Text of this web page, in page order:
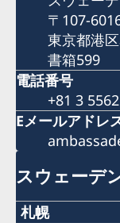
〒107-
東京都港
書箱599
電話番号
+81 3
Eメールアドレ
スウェーデ
札幌